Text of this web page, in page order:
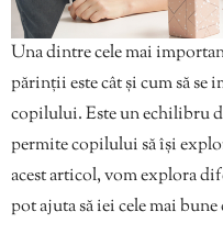
Una dintre cele mai
părinții este cât și cum să
copilului. Este un echilibru
permite copilului să își
acest articol, vom explora
pot ajuta să iei cele mai